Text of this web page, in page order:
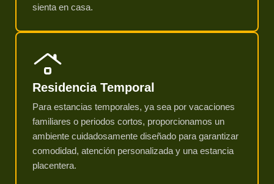
sienta en casa.
Residencia Temporal
Para estancias temporales, ya sea por vacaciones
familiares o periodos cortos, proporcionamos un
ambiente cuidadosamente diseñado para garantizar
comodidad, atención personalizada y una estancia
placentera.